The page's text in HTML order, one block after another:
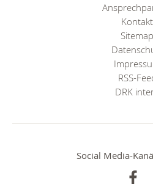
Kontakt
Sitemap
RSS-
DRK
Social Media-